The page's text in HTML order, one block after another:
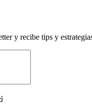
y recibe tips y